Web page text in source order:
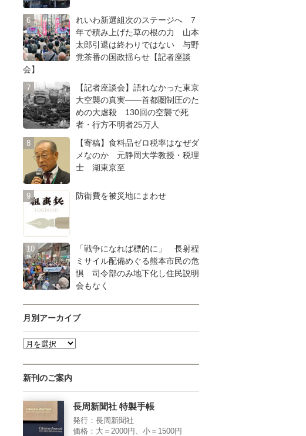
れいわ新選組次のステージへ 7
年で積み上げた草の根の力 山本
太郎引退は終わりではない 与野
党茶番の国政揺らせ【記者座談
会】
【記者座談会】語れなかった東京
大空襲の真実――首都圏制圧のた
めの大虐殺 130回の空襲で死
者・行方不明者25万人
【寄稿】食料品ゼロ税率はなぜダ
メなのか 元静岡大学教授・税理
士 湖東京至
防衛費を被災地にまわせ
「戦争になれば標的に」 長射程
ミサイル配備めぐる熊本市民の危
惧 司令部のみ地下化し住民説明
会もなく
月別アーカイブ
新刊のご案内
長周新聞社 特製手帳
発行：長周新聞社
価格：大＝2000円、小＝1500円